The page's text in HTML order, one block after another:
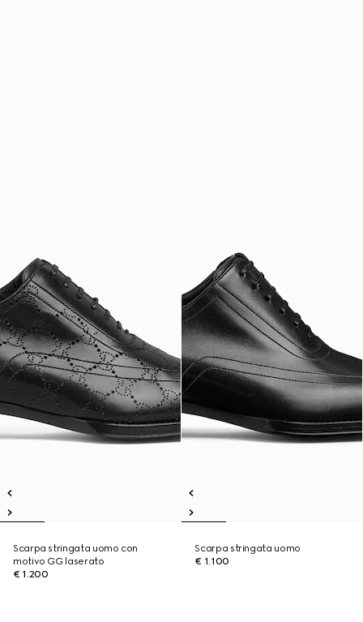
Scarpa stringata uomo con
motivo GG laserato
€ 1.200
Scarpa stringata uomo
€ 1.100